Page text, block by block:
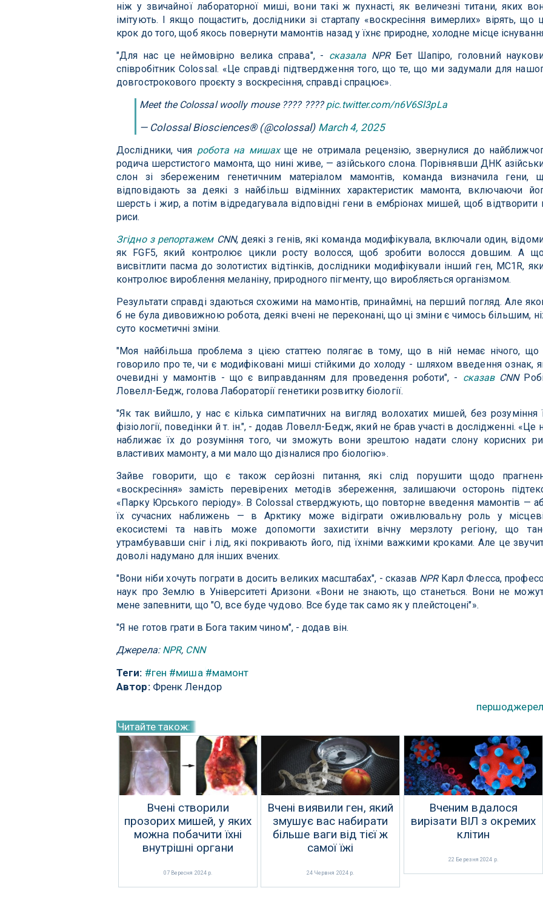
ніж у звичайної лабораторної миші, вони такі ж пухнасті, як величезні титани, яких
імітують. І якщо пощастить, дослідники зі стартапу «воскресіння вимерлих» вірять, що
крок до того, щоб якось повернути мамонтів назад у їхнє природне, холодне місце
"Для нас це неймовірно велика справа", - сказала NPRБет Шапіро, головний
співробітник Colossal. «Це справді підтвердження того, що те, що ми задумали для
довгострокового проєкту з воскресіння, справді спрацює».
Meet the Colossal woolly mouse ???? ????pic.twitter.com/n6V6Sl3pLa
— Colossal Biosciences® (@colossal) March 4, 2025
Дослідники, чия робота на мишахще не отримала рецензію, звернулися до
родича шерстистого мамонта, що нині живе, — азійського слона. Порівнявши ДНК
слон зі збереженим генетичним матеріалом мамонтів, команда визначила гени,
відповідають за деякі з найбільш відмінних характеристик мамонта, включаючи
шерсть і жир, а потім відредагувала відповідні гени в ембріонах мишей, щоб відтворити
риси.
Згідно з репортажем CNN, деякі з генів, які команда модифікувала, включали один,
як FGF5, який контролює цикли росту волосся, щоб зробити волосся довшим. А
висвітлити пасма до золотистих відтінків, дослідники модифікували інший ген, MC1R,
контролює вироблення меланіну, природного пігменту, що виробляється організмом.
Результати справді здаються схожими на мамонтів, принаймні, на перший погляд. Але
б не була дивовижною робота, деякі вчені не переконані, що ці зміни є чимось більшим,
суто косметичні зміни.
"Моя найбільша проблема з цією статтею полягає в тому, що в ній немає нічого, що
говорило про те, чи є модифіковані миші стійкими до холоду - шляхом введення ознак,
очевидні у мамонтів - що є виправданням для проведення роботи", - сказав CNN
Ловелл-Бедж, голова Лабораторії генетики розвитку біології.
"Як так вийшло, у нас є кілька симпатичних на вигляд волохатих мишей, без розуміння
фізіології, поведінки й т. ін.", - додав Ловелл-Бедж, який не брав участі в дослідженні. «Це
наближає їх до розуміння того, чи зможуть вони зрештою надати слону корисних
властивих мамонту, а ми мало що дізналися про біологію».
Зайве говорити, що є також серйозні питання, які слід порушити щодо
«воскресіння» замість перевірених методів збереження, залишаючи осторонь
«Парку Юрського періоду». В Colossal стверджують, що повторне введення мамонтів —
їх сучасних наближень — в Арктику може відіграти оживлювальну роль у
екосистемі та навіть може допомогти захистити вічну мерзлоту регіону, що
утрамбувавши сніг і лід, які покривають його, під їхніми важкими кроками. Але це
доволі надумано для інших вчених.
"Вони ніби хочуть пограти в досить великих масштабах", - сказав NPRКарл Флесса,
наук про Землю в Університеті Аризони. «Вони не знають, що станеться. Вони не
мене запевнити, що "О, все буде чудово. Все буде так само як у плейстоцені"».
"Я не готов грати в Бога таким чином", - додав він.
Джерела: NPR, CNN
Теги: #ген #миша #мамонт
Автор:Френк Лендор
Читайте також:
Вчені створили
прозорих мишей, у яких
можна побачити їхні
внутрішні органи
07 Вересня 2024 р.
Вчені виявили ген, який
змушує вас набирати
більше ваги від тієї ж
самої їжі
24 Червня 2024 р.
Вченим вдалося
вирізати ВІЛ з окремих
клітин
22 Березня 2024 р.